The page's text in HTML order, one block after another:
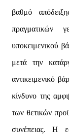
βαθμό
πραγματικών
υποκειμενικού
μετά την
αντικειμενικό
κίνδυνο της
των θετικών
συνέπειας. Η